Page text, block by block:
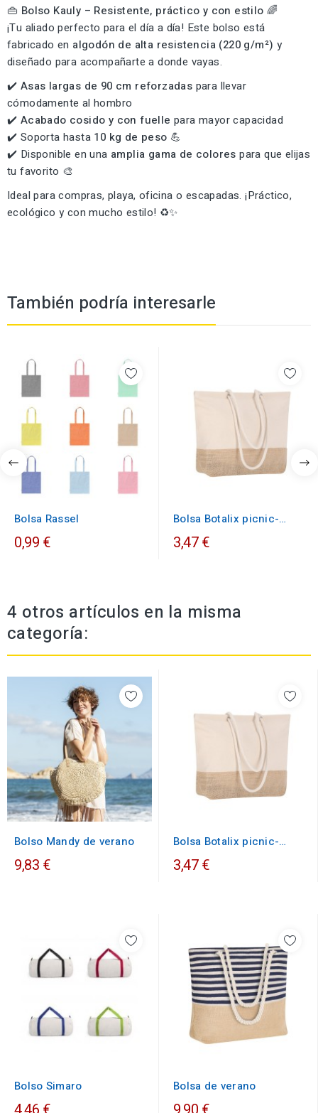
👜 Bolso Kauly – Resistente, práctico y con estilo 🌈
¡Tu aliado perfecto para el día a día! Este bolso está
fabricado en algodón de alta resistencia (220 g/m²) y
diseñado para acompañarte a donde vayas.
✔️ Asas largas de 90 cm reforzadas para llevar
cómodamente al hombro
✔️ Acabado cosido y con fuelle para mayor capacidad
✔️ Soporta hasta 10 kg de peso 💪
✔️ Disponible en una amplia gama de colores para que elijas
tu favorito 🎨
Ideal para compras, playa, oficina o escapadas. ¡Práctico,
ecológico y con mucho estilo! ♻️✨
También podría interesarle
Bolsa Rassel
0,99 €
Bolsa Botalix picnic-
verano
3,47 €
4 otros artículos en la misma
categoría:
Bolso Mandy de verano
9,83 €
Bolsa Botalix picnic-
verano
3,47 €
Bolso Simaro Bolsa de verano